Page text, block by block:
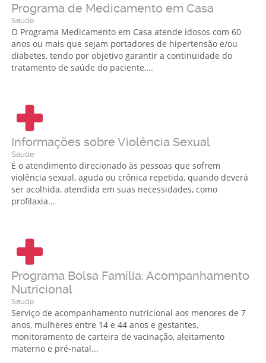
Programa de Medicamento em Casa
Saúde
O Programa Medicamento em Casa atende idosos com 60
anos ou mais que sejam portadores de hipertensão e/ou
diabetes, tendo por objetivo garantir a continuidade do
tratamento de saúde do paciente,...
Informações sobre Violência Sexual
Saúde
É o atendimento direcionado às pessoas que sofrem
violência sexual, aguda ou crônica repetida, quando deverá
ser acolhida, atendida em suas necessidades, como
profilaxia...
Programa Bolsa Família: Acompanhamento
Nutricional
Saúde
Serviço de acompanhamento nutricional aos menores de 7
anos, mulheres entre 14 e 44 anos e gestantes,
monitoramento de carteira de vacinação, aleitamento
materno e pré-natal...